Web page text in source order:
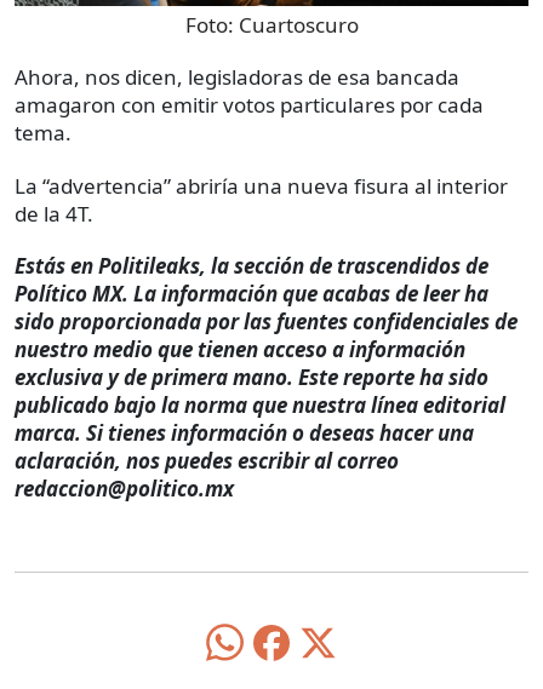
Foto: Cuartoscuro
Ahora, nos dicen, legisladoras de esa bancada
amagaron con emitir votos particulares por cada
tema.
La “advertencia” abriría una nueva fisura al interior
de la 4T.
Estás en Politileaks, la sección de trascendidos de
Político MX. La información que acabas de leer ha
sido proporcionada por las fuentes confidenciales de
nuestro medio que tienen acceso a información
exclusiva y de primera mano. Este reporte ha sido
publicado bajo la norma que nuestra línea editorial
marca. Si tienes información o deseas hacer una
aclaración, nos puedes escribir al correo
redaccion@politico.mx